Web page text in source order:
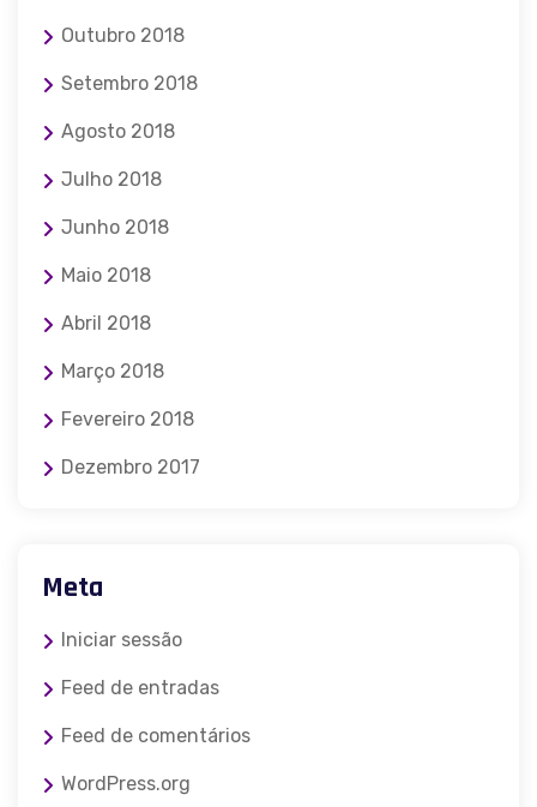
Outubro 2018
Setembro 2018
Agosto 2018
Julho 2018
Junho 2018
Maio 2018
Abril 2018
Março 2018
Fevereiro 2018
Dezembro 2017
Meta
Iniciar sessão
Feed de entradas
Feed de comentários
WordPress.org